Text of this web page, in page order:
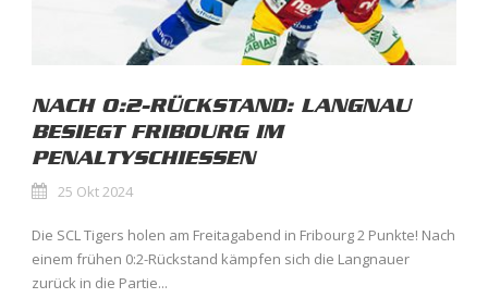
NACH 0:2-RÜCKSTAND: LANGNAU
BESIEGT FRIBOURG IM
PENALTYSCHIESSEN
25 Okt 2024
Die SCL Tigers holen am Freitagabend in Fribourg 2 Punkte! Nach
einem frühen 0:2-Rückstand kämpfen sich die Langnauer
zurück in die Partie...